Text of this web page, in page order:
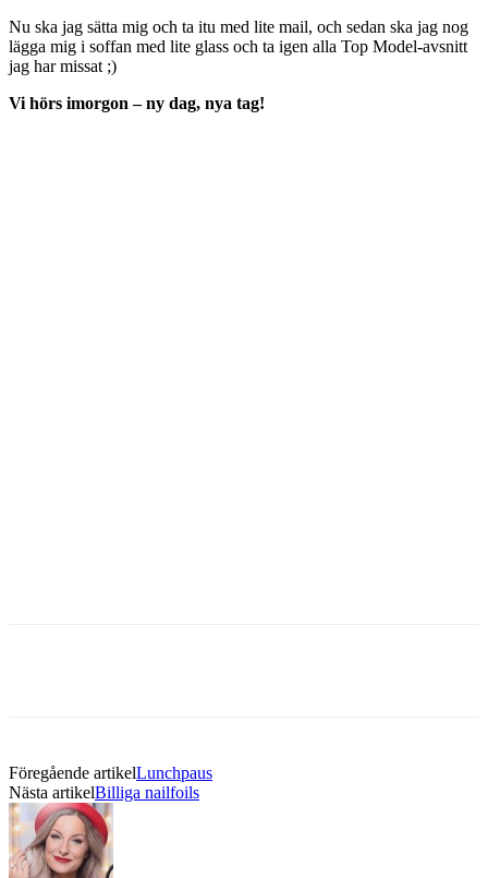
Nu ska jag sätta mig och ta itu med lite mail, och sedan ska jag nog
lägga mig i soffan med lite glass och ta igen alla Top Model-avsnitt
jag har missat ;)
Vi hörs imorgon – ny dag, nya tag!
Föregående artikelLunchpaus
Nästa artikelBilliga nailfoils